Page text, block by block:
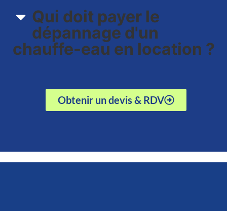
Qui doit payer le
dépannage d'un
chauffe-eau en location ?
Obtenir un devis & RDV